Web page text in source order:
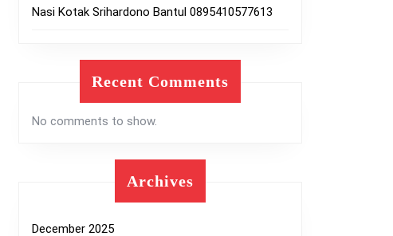
Nasi Kotak Srihardono Bantul 0895410577613
Recent Comments
No comments to show.
Archives
December 2025